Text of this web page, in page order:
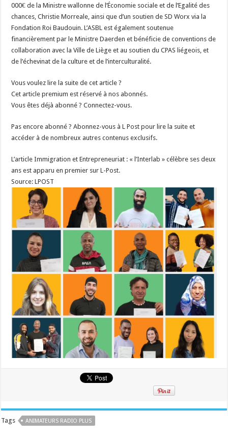
000€ de la Ministre wallonne de l’Économie sociale et de l’Egalité des
chances, Christie Morreale, ainsi que d’un soutien de SD Worx via la
Fondation Roi Baudouin. L’ASBL est également soutenue
financièrement par le Ministre Daerden et bénéficie de conventions de
collaboration avec la Ville de Liège et au soutien du CPAS liégeois, et
de l’échevinat de la culture et de l’interculturalité.
Vous voulez lire la suite de cet article ?
Cet article premium est réservé à nos abonnés.
Vous êtes déjà abonné ? Connectez-vous.
Pas encore abonné ? Abonnez-vous à L Post pour lire la suite et
accéder à de nombreux autres contenus exclusifs.
L’article Immigration et Entrepreneuriat : « l’Interlab » célèbre ses deux
ans est apparu en premier sur L-Post.
Source: LPOST
Tags ANIMATEURS RADIO PLUS